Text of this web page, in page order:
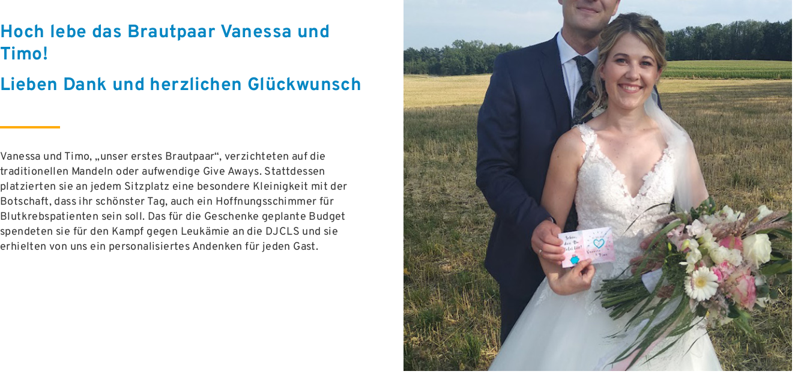
Hoch lebe das Brautpaar Vanessa und
Timo!
Lieben Dank und herzlichen Glückwunsch
Vanessa und Timo, „unser erstes Brautpaar“, verzichteten auf die
traditionellen Mandeln oder aufwendige Give Aways. Stattdessen
platzierten sie an jedem Sitzplatz eine besondere Kleinigkeit mit der
Botschaft, dass ihr schönster Tag, auch ein Hoffnungsschimmer für
Blutkrebspatienten sein soll. Das für die Geschenke geplante Budget
spendeten sie für den Kampf gegen Leukämie an die DJCLS und sie
erhielten von uns ein personalisiertes Andenken für jeden Gast.